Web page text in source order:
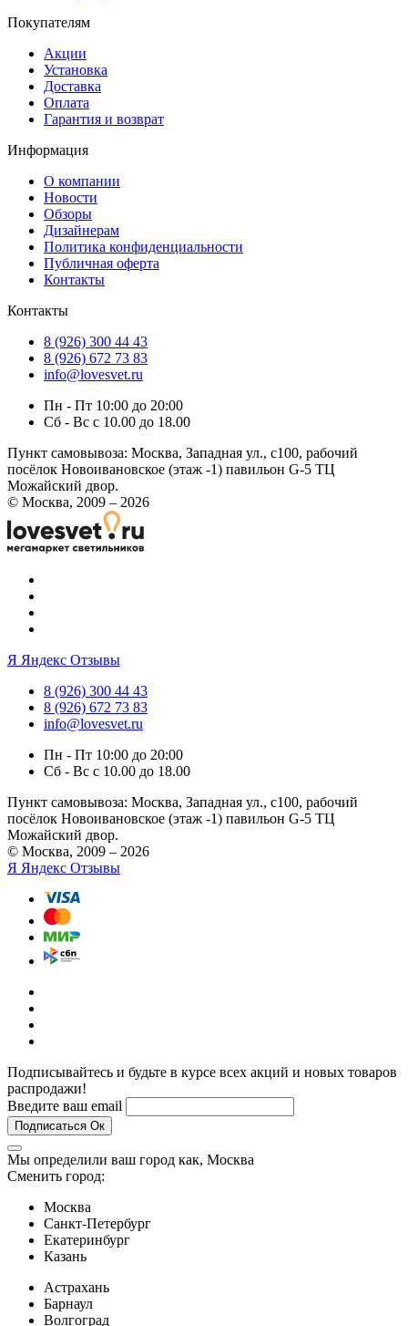
Покупателям
Акции
Установка
Доставка
Оплата
Гарантия и возврат
Информация
О компании
Новости
Обзоры
Дизайнерам
Политика конфиденциальности
Публичная оферта
Контакты
Контакты
8 (926) 300 44 43
8 (926) 672 73 83
info@lovesvet.ru
Пн - Пт 10:00 до 20:00
Сб - Вс с 10.00 до 18.00
Пункт самовывоза: Москва, Западная ул., с100, рабочий
посёлок Новоивановское (этаж -1) павильон G-5 ТЦ
Можайский двор.
© Москва, 2009 – 2026
Я Яндекс Отзывы
8 (926) 300 44 43
8 (926) 672 73 83
info@lovesvet.ru
Пн - Пт 10:00 до 20:00
Сб - Вс с 10.00 до 18.00
Пункт самовывоза: Москва, Западная ул., с100, рабочий
посёлок Новоивановское (этаж -1) павильон G-5 ТЦ
Можайский двор.
© Москва, 2009 – 2026
Я Яндекс Отзывы
Подписывайтесь и будьте в курсе всех акций и новых товаров
распродажи!
Введите ваш email
Подписаться Ок
Мы определили ваш город как, Москва
Сменить город:
Москва
Санкт-Петербург
Екатеринбург
Казань
Астрахань
Барнаул
Волгоград